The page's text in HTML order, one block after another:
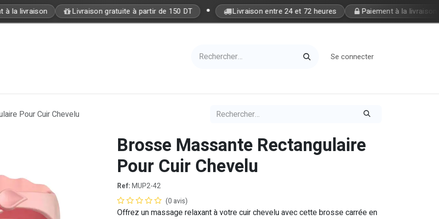
la livraison Livraison gratuite à partir de 150 DT Livraison entre 24 et 72 heures Paiement à la livraison
Se connecter
Pour Cuir Chevelu
Brosse Massante Rectangulaire
Pour Cuir Chevelu
Ref:MUP2-42
(0 avis)
Offrez un massage relaxant à votre cuir chevelu avec cette brosse carrée en